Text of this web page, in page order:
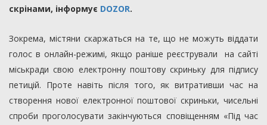
скрінами, інформує DOZOR.
Зокрема, містяни скаржаться на те, що не можуть віддати
голос в онлайн-режимі, якщо раніше реєстрували на сайті
міськради свою електронну поштову скриньку для підпису
петицій. Проте навіть після того, як витративши час на
створення нової електронної поштової скриньки, чисельні
спроби проголосувати закінчуються сповіщенням «Під час